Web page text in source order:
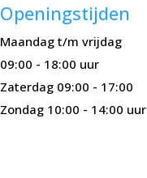
Openingstijden
Maandag t/m vrijdag
09:00 - 18:00 uur
Zaterdag 09:00 - 17:00
Zondag 10:00 - 14:00 uur